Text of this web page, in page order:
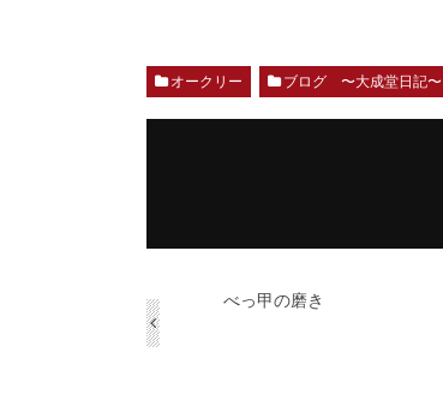
オークリー ブログ 〜大成堂日記〜
べっ甲の磨き